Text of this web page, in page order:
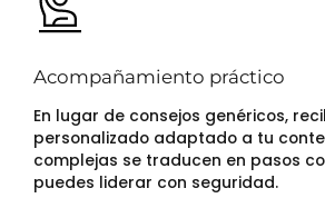
Acompañamiento práctico
En lugar de consejos genéricos,
personalizado adaptado a tu
complejas se traducen en pasos
puedes liderar con seguridad.